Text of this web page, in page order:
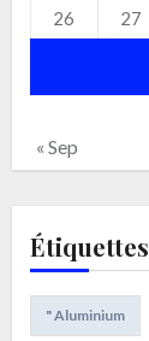
26
27
« Sep
Étiquettes
" Aluminium